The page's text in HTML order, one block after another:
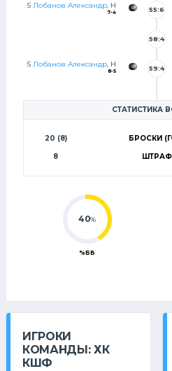
5 Лобанов Александр, Н
7-4 55:6
58:4
5 Лобанов Александр, Н
8-5 59:4
СТАТИСТИКА
20 (8) БРОСКИ
8
40%
%БВ
ИГРОКИ
КОМАНДЫ: ХК
КШФ